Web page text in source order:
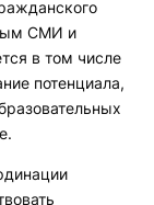
СМИ и
в том числе
потенциала,